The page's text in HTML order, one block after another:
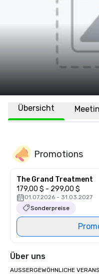
Übersicht
Promotions
The Grand Treatment
179,00 $ - 299,00 $
01.07.2026 - 31.03.2027
Sonderpreise
Über uns
AUSSERGEWÖHNLICHE